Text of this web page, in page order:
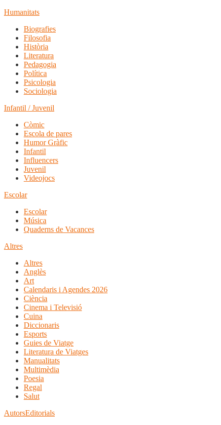
Humanitats
Biografies
Filosofia
Història
Literatura
Pedagogia
Política
Psicologia
Sociologia
Infantil / Juvenil
Còmic
Escola de pares
Humor Gràfic
Infantil
Influencers
Juvenil
Videojocs
Escolar
Escolar
Música
Quaderns de Vacances
Altres
Altres
Anglès
Art
Calendaris i Agendes 2026
Ciència
Cinema i Televisió
Cuina
Diccionaris
Esports
Guies de Viatge
Literatura de Viatges
Manualitats
Multimèdia
Poesia
Regal
Salut
AutorsEditorials